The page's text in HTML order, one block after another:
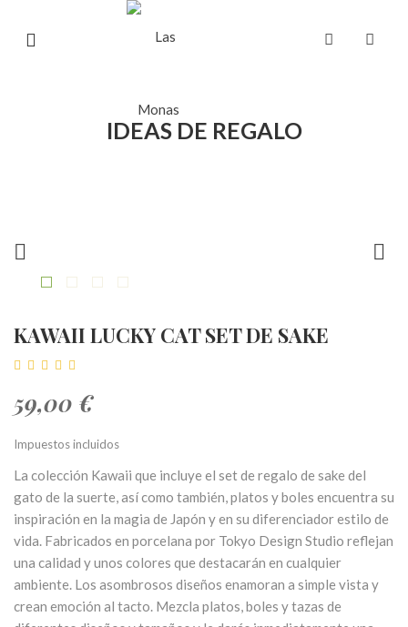
IDEAS DE REGALO
 
KAWAII LUCKY CAT SET DE SAKE
59,00 €
Impuestos incluidos
La colección Kawaii que incluye el set de regalo de sake del
gato de la suerte, así como también, platos y boles encuentra su
inspiración en la magia de Japón y en su diferenciador estilo de
vida. Fabricados en porcelana por Tokyo Design Studio reflejan
una calidad y unos colores que destacarán en cualquier
ambiente. Los asombrosos diseños enamoran a simple vista y
crean emoción al tacto. Mezcla platos, boles y tazas de